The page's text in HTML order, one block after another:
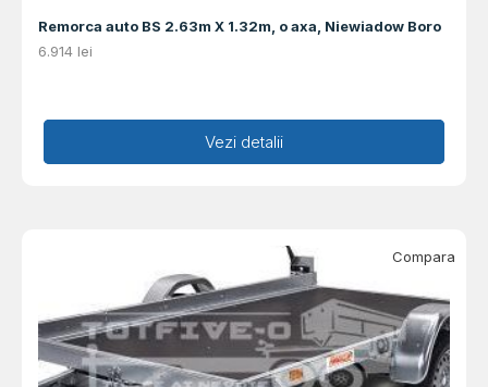
Remorca auto BS 2.63m X 1.32m, o axa, Niewiadow Boro
6.914 lei
Adaugă în coș
Vezi detalii
Compara